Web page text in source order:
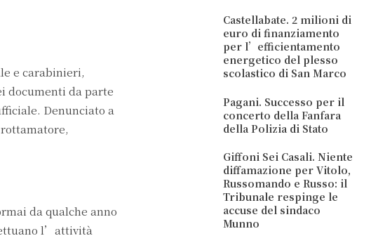
e carabinieri,
documenti da parte
Denunciato a
da qualche anno
l’attività
Castellabate. 2 milioni di
euro di finanziamento
per l’efficientamento
energetico del plesso
scolastico di San Marco
Pagani. Successo per il
concerto della Fanfara
della Polizia di Stato
Giffoni Sei Casali. Niente
diffamazione per Vitolo,
Russomando e Russo: il
Tribunale respinge le
accuse del sindaco
Munno